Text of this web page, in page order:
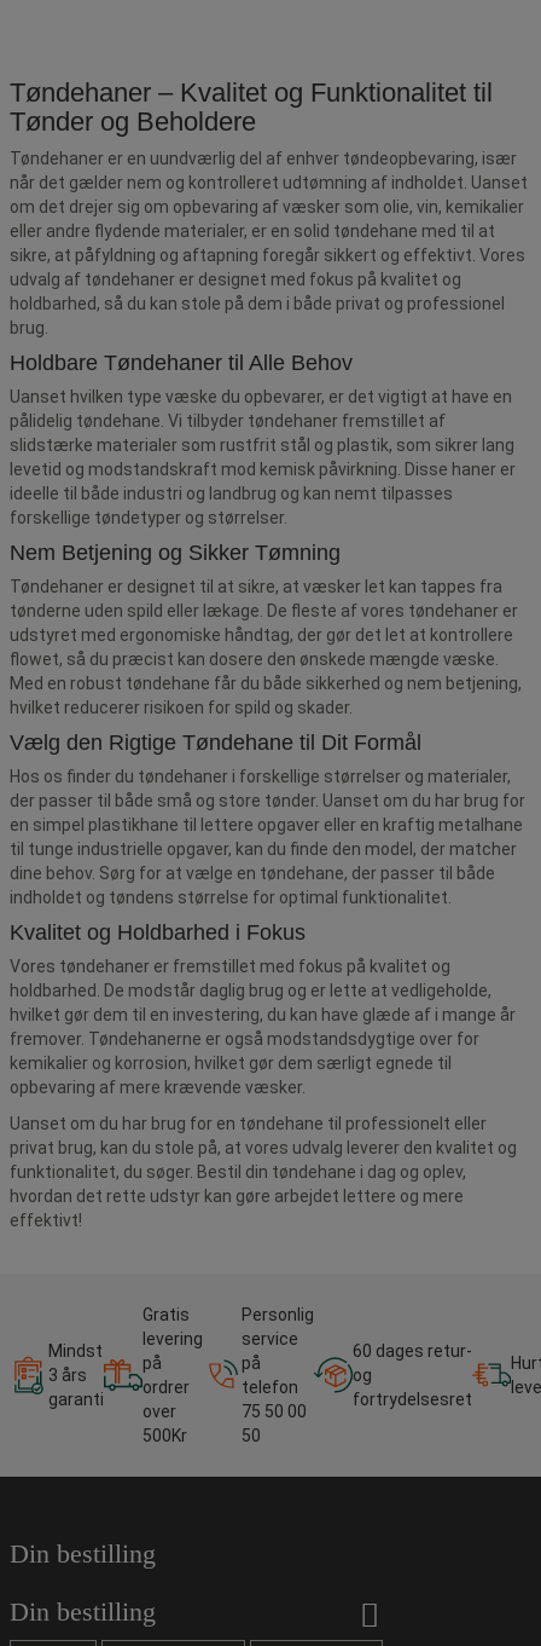
Tøndehaner – Kvalitet og Funktionalitet til
Tønder og Beholdere
Tøndehaner er en uundværlig del af enhver tøndeopbevaring, især
når det gælder nem og kontrolleret udtømning af indholdet. Uanset
om det drejer sig om opbevaring af væsker som olie, vin, kemikalier
eller andre flydende materialer, er en solid tøndehane med til at
sikre, at påfyldning og aftapning foregår sikkert og effektivt. Vores
udvalg af tøndehaner er designet med fokus på kvalitet og
holdbarhed, så du kan stole på dem i både privat og professionel
brug.
Holdbare Tøndehaner til Alle Behov
Uanset hvilken type væske du opbevarer, er det vigtigt at have en
pålidelig tøndehane. Vi tilbyder tøndehaner fremstillet af
slidstærke materialer som rustfrit stål og plastik, som sikrer lang
levetid og modstandskraft mod kemisk påvirkning. Disse haner er
ideelle til både industri og landbrug og kan nemt tilpasses
forskellige tøndetyper og størrelser.
Nem Betjening og Sikker Tømning
Tøndehaner er designet til at sikre, at væsker let kan tappes fra
tønderne uden spild eller lækage. De fleste af vores tøndehaner er
udstyret med ergonomiske håndtag, der gør det let at kontrollere
flowet, så du præcist kan dosere den ønskede mængde væske.
Med en robust tøndehane får du både sikkerhed og nem betjening,
hvilket reducerer risikoen for spild og skader.
Vælg den Rigtige Tøndehane til Dit Formål
Hos os finder du tøndehaner i forskellige størrelser og materialer,
der passer til både små og store tønder. Uanset om du har brug for
en simpel plastikhane til lettere opgaver eller en kraftig metalhane
til tunge industrielle opgaver, kan du finde den model, der matcher
dine behov. Sørg for at vælge en tøndehane, der passer til både
indholdet og tøndens størrelse for optimal funktionalitet.
Kvalitet og Holdbarhed i Fokus
Vores tøndehaner er fremstillet med fokus på kvalitet og
holdbarhed. De modstår daglig brug og er lette at vedligeholde,
hvilket gør dem til en investering, du kan have glæde af i mange år
fremover. Tøndehanerne er også modstandsdygtige over for
kemikalier og korrosion, hvilket gør dem særligt egnede til
opbevaring af mere krævende væsker.
Uanset om du har brug for en tøndehane til professionelt eller
privat brug, kan du stole på, at vores udvalg leverer den kvalitet og
funktionalitet, du søger. Bestil din tøndehane i dag og oplev,
hvordan det rette udstyr kan gøre arbejdet lettere og mere
effektivt!
Mindst
3 års
garanti
Gratis
levering
på
ordrer
over
500Kr
Personlig
service
på
telefon
75 50 00
50
60 dages retur-
og
fortrydelsesret
Din bestilling
Din bestilling